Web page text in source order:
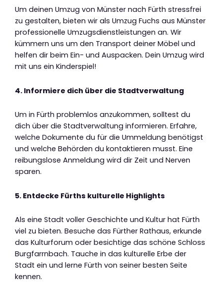
Um deinen Umzug von Münster nach Fürth stressfrei
zu gestalten, bieten wir als Umzug Fuchs aus Münster
professionelle Umzugsdienstleistungen an. Wir
kümmern uns um den Transport deiner Möbel und
helfen dir beim Ein- und Auspacken. Dein Umzug wird
mit uns ein Kinderspiel!
4. Informiere dich über die Stadtverwaltung
Um in Fürth problemlos anzukommen, solltest du
dich über die Stadtverwaltung informieren. Erfahre,
welche Dokumente du für die Ummeldung benötigst
und welche Behörden du kontaktieren musst. Eine
reibungslose Anmeldung wird dir Zeit und Nerven
sparen.
5. Entdecke Fürths kulturelle Highlights
Als eine Stadt voller Geschichte und Kultur hat Fürth
viel zu bieten. Besuche das Fürther Rathaus, erkunde
das Kulturforum oder besichtige das schöne Schloss
Burgfarrnbach. Tauche in das kulturelle Erbe der
Stadt ein und lerne Fürth von seiner besten Seite
kennen.